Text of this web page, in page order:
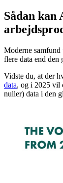
Sådan kan
Moderne samfund
flere data end den
Vidste du, at der
data, og i 2025 vil
nuller) data i den